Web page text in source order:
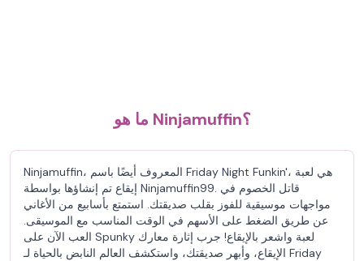
ما هو Ninjamuffin؟
Ninjamuffin، المعروف أيضًا باسم Friday Night Funkin'، هي لعبة
إيقاع تم إنشاؤها بواسطة Ninjamuffin99. قاتل الخصوم في
مواجهات موسيقية للفوز بقلب صديقتك. استمتع بأسابيع من الأغاني
عن طريق الضغط على الأسهم في الوقت المناسب مع الموسيقى.
العب الآن على Spunky لعبة واشعر بالإيقاع! جرب إثارة معارك
الإيقاع، وأبهر صديقتك، واستكشف العالم النابض بالحياة لـ Friday